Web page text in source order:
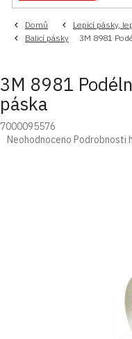
Domů Lepicí pásky,
Balicí pásky
3M 8981
3M 8981
páska
7000095576
Průměrné
Neohodnoceno Podrobnosti